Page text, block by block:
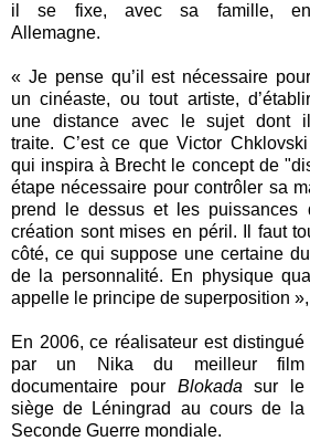
il se fixe, avec sa famille, en
Allemagne.
« Je pense qu’il est nécessaire pour
un cinéaste, ou tout artiste, d’établir
une distance avec le sujet dont il
traite. C’est ce que Victor
qui inspira à Brecht le concept de
étape nécessaire pour contrôler sa
prend le dessus et les
création sont mises en péril. Il faut
côté, ce qui suppose une certaine
de la personnalité. En physique
appelle le principe de superposition
En 2006, ce réalisateur est distingué
par un Nika du meilleur film
documentaire pour Blokadasur le
siège de Léningrad au cours de la
Seconde Guerre mondiale.